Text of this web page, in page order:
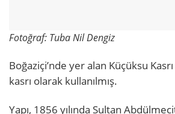
Fotoğraf: Tuba Nil Dengiz
Boğaziçi’nde yer alan Küçüksu
kasrı olarak kullanılmış.
Yapı, 1856 yılında Sultan